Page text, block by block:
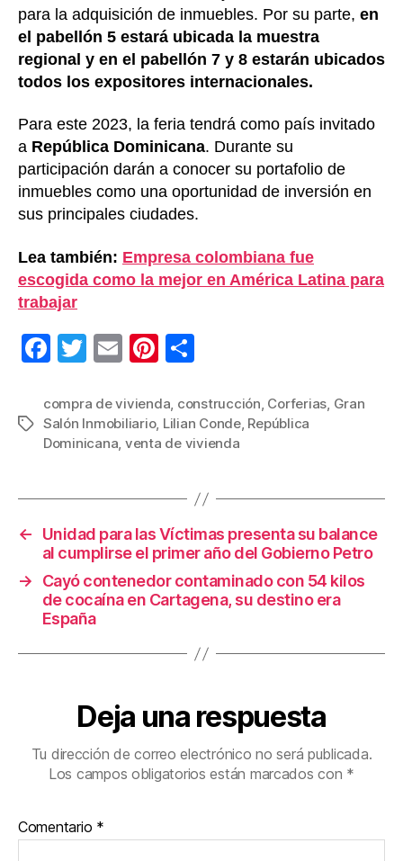
para la adquisición de inmuebles. Por su parte, en
el pabellón 5 estará ubicada la muestra
regional y en el pabellón 7 y 8 estarán ubicados
todos los expositores internacionales.
Para este 2023, la feria tendrá como país invitado
a República Dominicana. Durante su
participación darán a conocer su portafolio de
inmuebles como una oportunidad de inversión en
sus principales ciudades.
Lea también: Empresa colombiana fue
escogida como la mejor en América Latina para
trabajar
F
c
e
o
o
k
T
tt
er
E
ail
Pi
er
e
m
p
tir
Etiquetas
compra de vivienda, construcción, Corferias, Gran
Salón Inmobiliario, Lilian Conde, República
Dominicana, venta de vivienda
←
Unidad para las Víctimas presenta su balance
al cumplirse el primer año del Gobierno Petro
→
Cayó contenedor contaminado con 54 kilos
de cocaína en Cartagena, su destino era
España
Deja una respuesta
Tu dirección de correo electrónico no será publicada.
Los campos obligatorios están marcados con *
Comentario *